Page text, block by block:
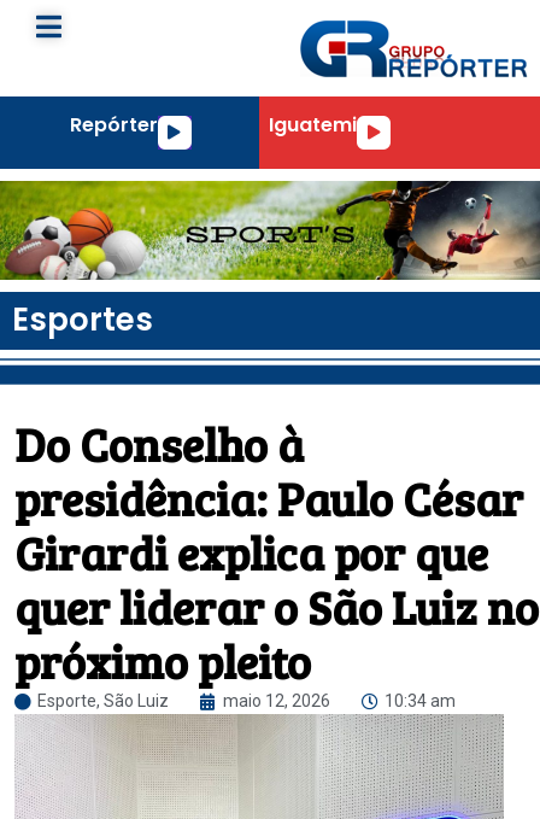
RepórterTocador
áudio
IguatemiTocador
áudio
Esportes
Do Conselho à
presidência: Paulo César
Girardi explica por que
quer liderar o São Luiz no
próximo pleito
Esporte, São Luiz maio 12, 2026 10:34 am